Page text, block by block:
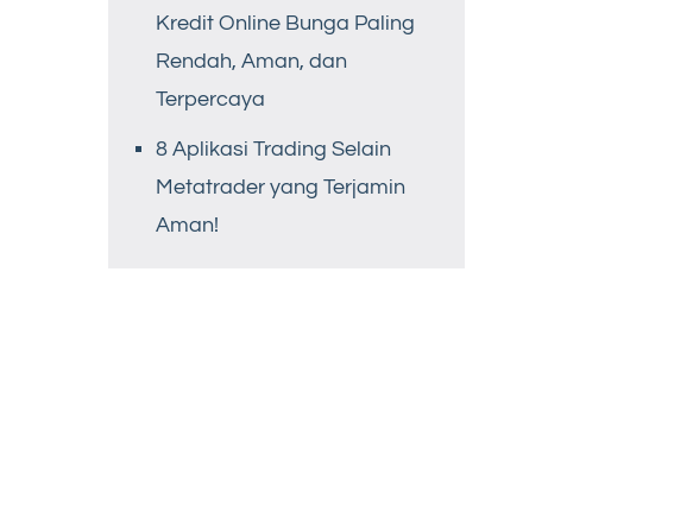
Kredit Online Bunga Paling
Rendah, Aman, dan
Terpercaya
8 Aplikasi Trading Selain
Metatrader yang Terjamin
Aman!